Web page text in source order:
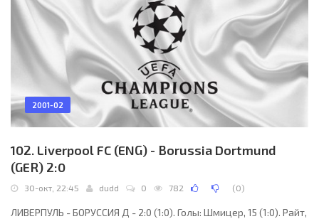
72. Хацкевич, 88 (предупреждения). Судья: Штухлик
2001-02
102. Liverpool FC (ENG) - Borussia Dortmund
(GER) 2:0
30-окт, 22:45 dudd 0 782 (0)
ЛИВЕРПУЛЬ - БОРУССИЯ Д - 2:0 (1:0). Голы: Шмицер, 15 (1:0). Райт,